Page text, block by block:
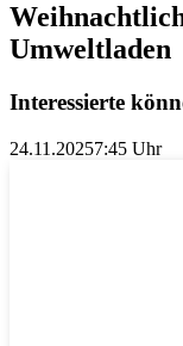
Umweltladen
Interessierte
24.11.20257:45 Uhr